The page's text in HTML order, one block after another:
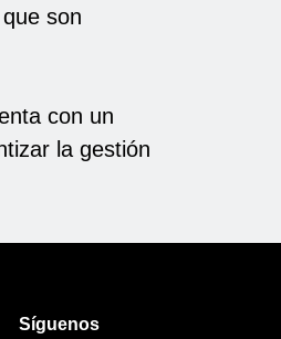
son
con un
la gestión
Síguenos